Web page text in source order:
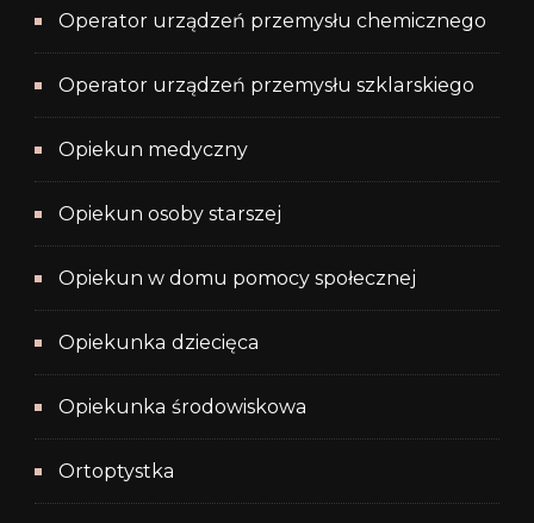
Operator urządzeń przemysłu chemicznego
Operator urządzeń przemysłu szklarskiego
Opiekun medyczny
Opiekun osoby starszej
Opiekun w domu pomocy społecznej
Opiekunka dziecięca
Opiekunka środowiskowa
Ortoptystka